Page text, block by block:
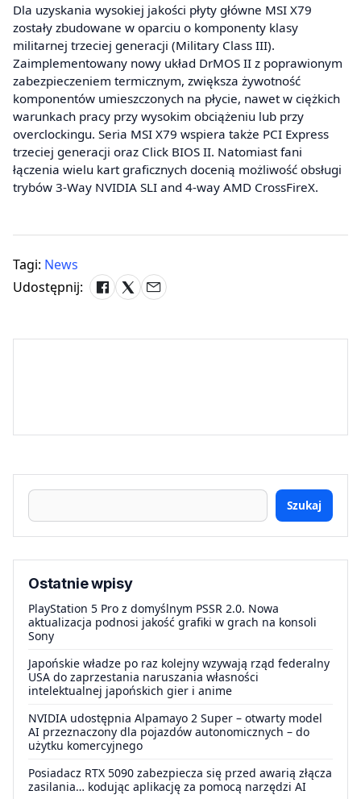
Dla uzyskania wysokiej jakości płyty główne MSI X79
zostały zbudowane w oparciu o komponenty klasy
militarnej trzeciej generacji (Military Class III).
Zaimplementowany nowy układ DrMOS II z poprawionym
zabezpieczeniem termicznym, zwiększa żywotność
komponentów umieszczonych na płycie, nawet w ciężkich
warunkach pracy przy wysokim obciążeniu lub przy
overclockingu. Seria MSI X79 wspiera także PCI Express
trzeciej generacji oraz Click BIOS II. Natomiast fani
łączenia wielu kart graficznych docenią możliwość obsługi
trybów 3-Way NVIDIA SLI and 4-way AMD CrossFireX.
Tagi: News
Udostępnij:
Szukaj
Ostatnie wpisy
PlayStation 5 Pro z domyślnym PSSR 2.0. Nowa
aktualizacja podnosi jakość grafiki w grach na konsoli
Sony
Japońskie władze po raz kolejny wzywają rząd federalny
USA do zaprzestania naruszania własności
intelektualnej japońskich gier i anime
NVIDIA udostępnia Alpamayo 2 Super – otwarty model
AI przeznaczony dla pojazdów autonomicznych – do
użytku komercyjnego
Posiadacz RTX 5090 zabezpiecza się przed awarią złącza
zasilania… kodując aplikację za pomocą narzędzi AI